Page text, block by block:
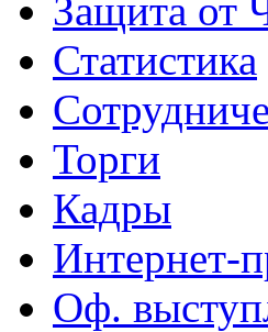
Защита от
Статистика
Торги
Кадры
Интернет-
Оф.